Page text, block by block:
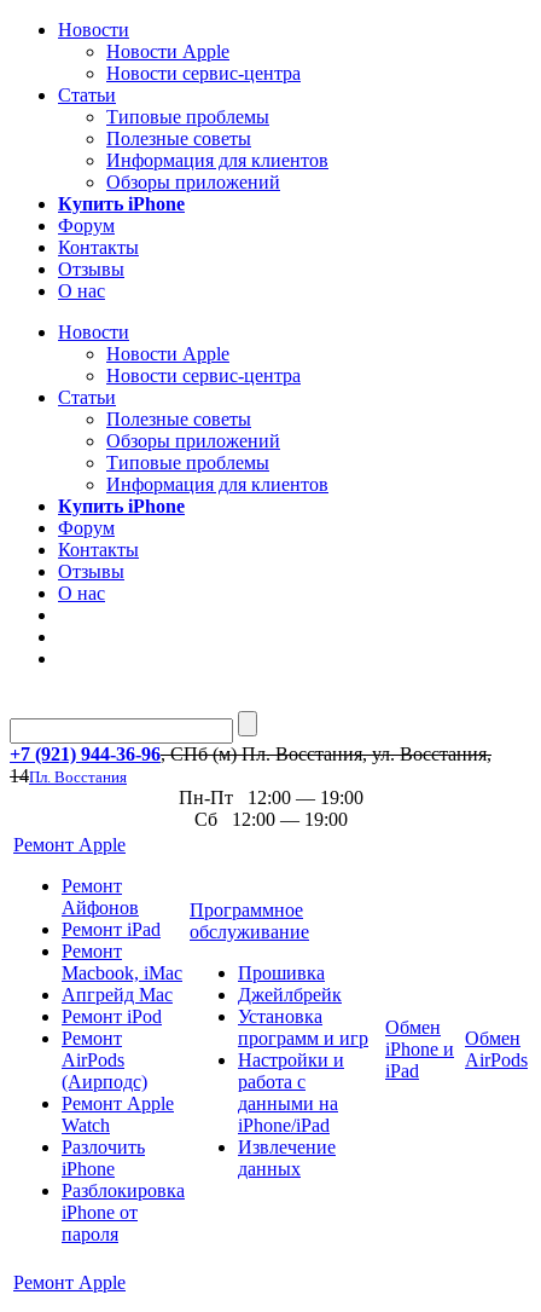
Новости
Новости Apple
Новости сервис-центра
Статьи
Типовые проблемы
Полезные советы
Информация для клиентов
Обзоры приложений
Купить iPhone
Форум
Контакты
Отзывы
О нас
Новости
Новости Apple
Новости сервис-центра
Статьи
Полезные советы
Обзоры приложений
Типовые проблемы
Информация для клиентов
Купить iPhone
Форум
Контакты
Отзывы
О нас
+7 (921) 944-36-96, СПб (м) Пл. Восстания, ул. Восстания,
14Пл. Восстания
Пн-Пт 12:00 — 19:00
Сб 12:00 — 19:00
Ремонт Apple
Ремонт
Айфонов
Ремонт iPad
Ремонт
Macbook, iMac
Апгрейд Mac
Ремонт iPod
Ремонт
AirPods
(Аирподс)
Ремонт Apple
Watch
Разлочить
iPhone
Разблокировка
iPhone от
пароля
Программное
обслуживание
Прошивка
Джейлбрейк
Установка
программ и игр
Настройки и
работа с
данными на
iPhone/iPad
Извлечение
данных
Обмен
iPhone и
iPad
Обмен
AirPods
Ремонт Apple